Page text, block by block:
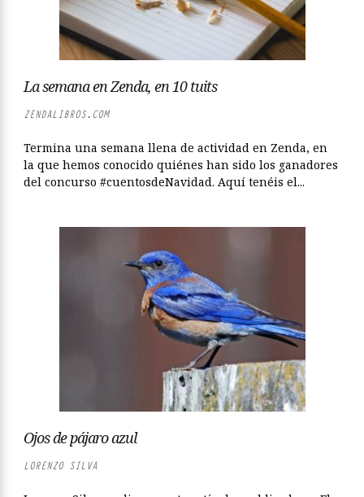
La semana en Zenda, en 10 tuits
ZENDALIBROS.COM
Termina una semana llena de actividad en Zenda, en
la que hemos conocido quiénes han sido los ganadores
del concurso #cuentosdeNavidad. Aquí tenéis el...
Ojos de pájaro azul
LORENZO SILVA